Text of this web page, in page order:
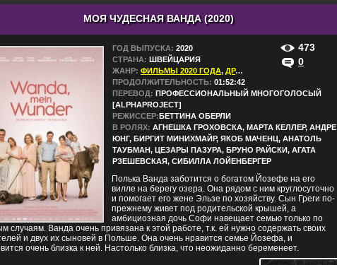
МОЯ ЧУДЕСНАЯ ВАНДА (2020)
473
0
ГОД ВЫПУСКА: 2020
СТРАНА: ШВЕЙЦАРИЯ
ЖАНР: ФИЛЬМЫ 2020 ГОДА, ДРАМЫ
КОМЕДИИ
ПРОДОЛЖИТЕЛЬНОСТЬ: 01:52:42
ПЕРЕВОД: ПРОФЕССИОНАЛЬНЫЙ МНОГОГОЛОСЫЙ
[ALPHAPROJECT]
РЕЖИССЕР:БЕТТИНА ОБЕРЛИ
В РОЛЯХ: АГНЕШКА ГРОХОВСКА, МАРТА КЕЛЛЕР, АНДРЕ
ЮНГ, БИРГИТ МИНИХМАЙР, ЯКОБ МАЧЕНЦ, АНАТОЛЬ
ТАУБМАН, ЦЕЗАРЫ ПАЗУРА, БРУНО РАЙСКИ, АГАТА
РЗЕШЕВСКАЯ, СИБИЛЛА ЛОЙЕНБЕРГЕР
Полька Ванда заботится о богатом Йозефе на его
вилле на берегу озера. Она рядом с ним круглосуточно
и помогает его жене Эльзе по хозяйству. Сын Греги по-
прежнему живет под родительской крышей, а
амбициозная дочь Софи навещает семью только по
случаям. Ванда очень привязана к этой работе, т.к. ей нужно содержать своих
и двух их сыновей в Польше. Она очень нравится семье Йозефа, и
очень близка к ней. Настолько близка, что неожиданно беременеет.